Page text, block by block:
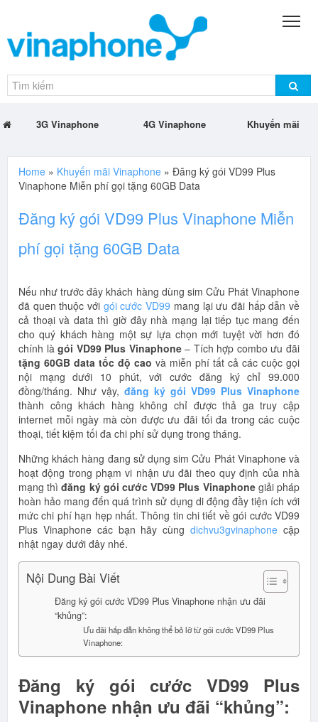
3G Vinaphone 4G Vinaphone Khuyến mãi
Home » Khuyến mãi Vinaphone » Đăng ký gói VD99 Plus
Vinaphone Miễn phí gọi tặng 60GB Data
Đăng ký gói VD99 Plus Vinaphone Miễn
phí gọi tặng 60GB Data
Nếu như trước đây khách hàng dùng sim Cửu Phát Vinaphone
đã quen thuộc với gói cước VD99 mang lại ưu đãi hấp dẫn về
cả thoại và data thì giờ đây nhà mạng lại tiếp tục mang đến
cho quý khách hàng một sự lựa chọn mới tuyệt vời hơn đó
chính làgói VD99 Plus Vinaphone– Tích hợp combo ưu đãi
tặng 60GB data tốc độ cao và miễn phí tất cả các cuộc gọi
nội mạng dưới 10 phút, với cước đăng ký chỉ 99.000
đồng/tháng. Như vậy, đăng ký gói VD99 Plus Vinaphone
thành công khách hàng không chỉ được thả ga truy cập
internet mỗi ngày mà còn được ưu đãi tối đa trong các cuộc
thoại, tiết kiệm tối đa chi phí sử dụng trong tháng.
Những khách hàng đang sử dụng sim Cửu Phát Vinaphone và
hoạt động trong phạm vi nhận ưu đãi theo quy định của nhà
mạng thìđăng ký gói cước VD99 Plus Vinaphonegiải pháp
hoàn hảo mang đến quá trình sử dụng di động đầy tiện ích với
mức chi phí hạn hẹp nhất. Thông tin chi tiết về gói cước VD99
Plus Vinaphone các bạn hãy cùngdichvu3gvinaphone cập
nhật ngay dưới đây nhé.
Nội Dung Bài Viết
Đăng ký gói cước VD99 Plus Vinaphone nhận ưu đãi
“khủng”:
Ưu đãi hấp dẫn không thể bỏ lỡ từ gói cước VD99 Plus
Vinaphone:
Đăng ký gói cước VD99 Plus
Vinaphone nhận ưu đãi “khủng”: